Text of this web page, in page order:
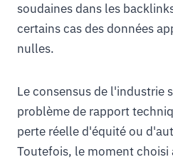
soudaines dans les
certains cas des données
nulles.
Le consensus de l'industrie
problème de rapport
perte réelle d'équité ou
Toutefois, le moment choisi